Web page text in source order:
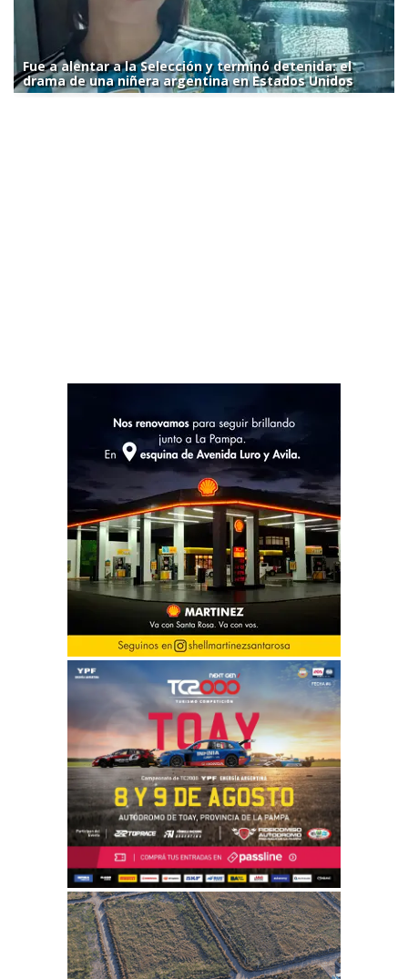
Fue a alentar a la Selección y terminó detenida: el
drama de una niñera argentina en Estados Unidos